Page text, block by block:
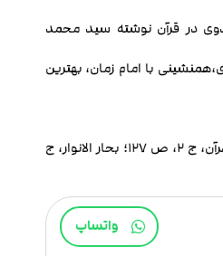
در قرآن نوشته سید محمد
با امام زمان، بهترین
[2]. البرهان فی تفسیر القرآن، ج 2، ص 127؛ بحار الانوار، ج
واتساپ